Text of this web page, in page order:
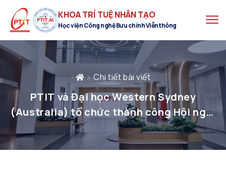
KHOA TRÍ TUỆ NHÂN TẠO
Học viện Công nghệ Bưu chính Viễn thông
Chi tiết bài viết
PTIT và Đại học Western Sydney
(Australia) tổ chức thành công Hội nghị
Truyền thông Châu Á – Thái Bình Dương
(APCC) lần thứ 28